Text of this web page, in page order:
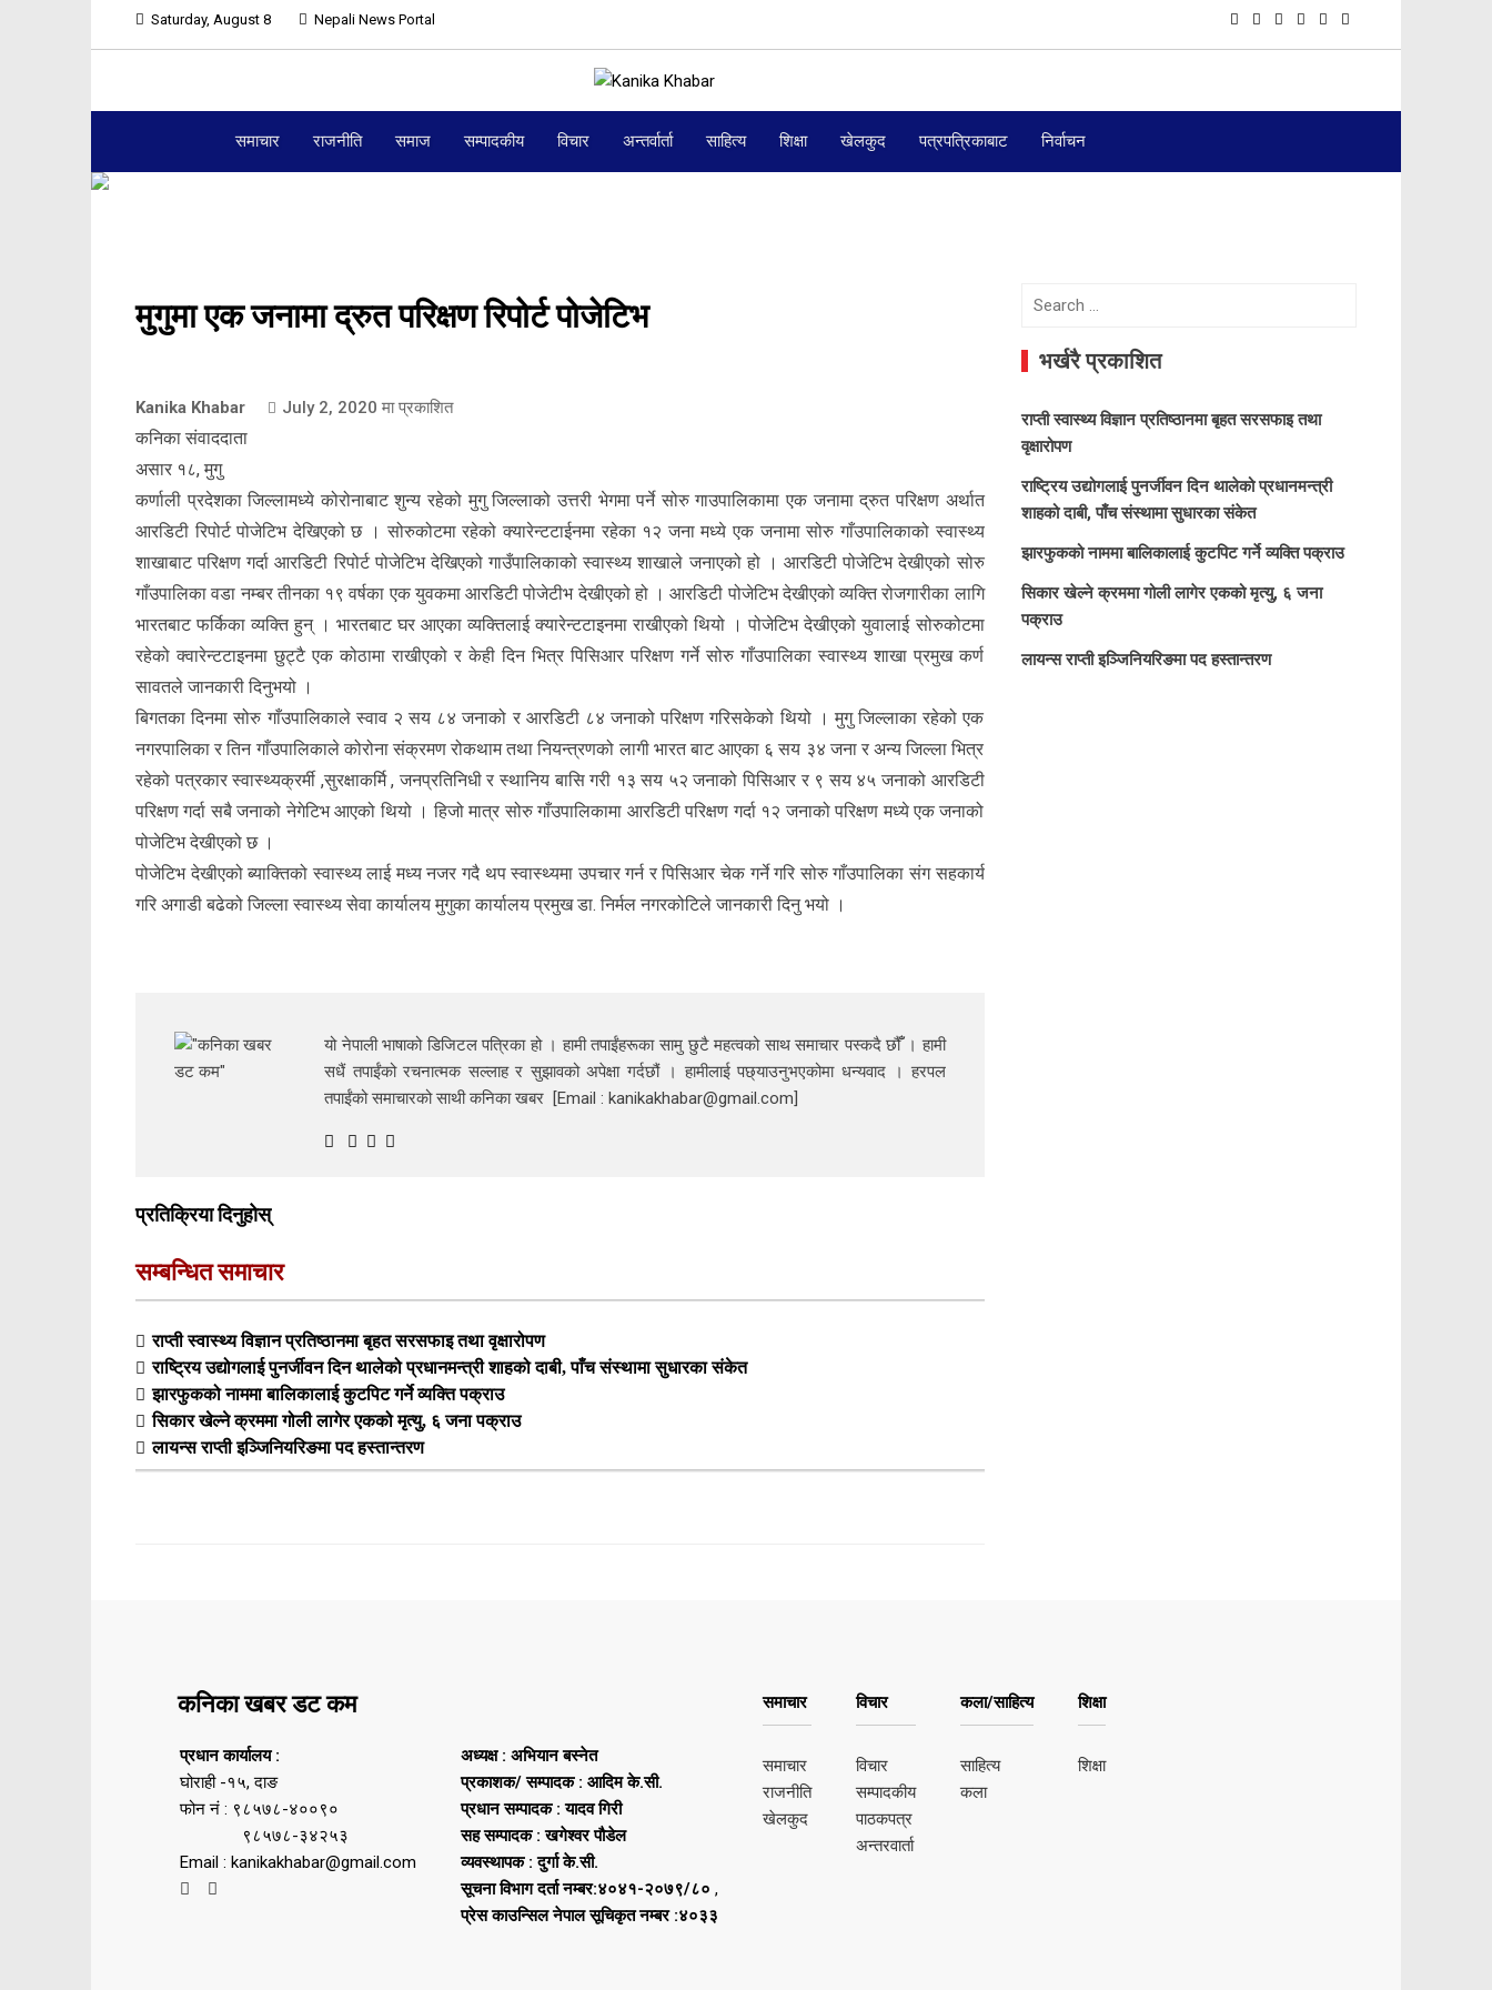
Saturday, August 8 Nepali News Portal
समाचार राजनीति समाज सम्पादकीय विचार अन्तर्वार्ता साहित्य शिक्षा खेलकुद पत्रपत्रिकाबाट निर्वाचन
मुगुमा एक जनामा द्रुत परिक्षण रिपोर्ट पोजेटिभ
Kanika Khabar July 2, 2020 मा प्रकाशित
कनिका संवाददाता
असार १८, मुगु
कर्णाली प्रदेशका जिल्लामध्ये कोरोनाबाट शुन्य रहेको मुगु जिल्लाको उत्तरी भेगमा पर्ने सोरु गाउपालिकामा एक जनामा द्रुत परिक्षण अर्थात
आरडिटी रिपोर्ट पोजेटिभ देखिएको छ । सोरुकोटमा रहेको क्यारेन्टटाईनमा रहेका १२ जना मध्ये एक जनामा सोरु गाँउपालिकाको स्वास्थ्य
शाखाबाट परिक्षण गर्दा आरडिटी रिपोर्ट पोजेटिभ देखिएको गाउँपालिकाको स्वास्थ्य शाखाले जनाएको हो । आरडिटी पोजेटिभ देखीएको सोरु
गाँउपालिका वडा नम्बर तीनका १९ वर्षका एक युवकमा आरडिटी पोजेटीभ देखीएको हो । आरडिटी पोजेटिभ देखीएको व्यक्ति रोजगारीका लागि
भारतबाट फर्किका व्यक्ति हुन् । भारतबाट घर आएका व्यक्तिलाई क्यारेन्टटाइनमा राखीएको थियो । पोजेटिभ देखीएको युवालाई सोरुकोटमा
रहेको क्वारेन्टटाइनमा छुट्टै एक कोठामा राखीएको र केही दिन भित्र पिसिआर परिक्षण गर्ने सोरु गाँउपालिका स्वास्थ्य शाखा प्रमुख कर्ण
सावतले जानकारी दिनुभयो ।
बिगतका दिनमा सोरु गाँउपालिकाले स्वाव २ सय ८४ जनाको र आरडिटी ८४ जनाको परिक्षण गरिसकेको थियो । मुगु जिल्लाका रहेको एक
नगरपालिका र तिन गाँउपालिकाले कोरोना संक्रमण रोकथाम तथा नियन्त्रणको लागी भारत बाट आएका ६ सय ३४ जना र अन्य जिल्ला भित्र
रहेको पत्रकार स्वास्थ्यक्रर्मी ,सुरक्षाकर्मि , जनप्रतिनिधी र स्थानिय बासि गरी १३ सय ५२ जनाको पिसिआर र ९ सय ४५ जनाको आरडिटी
परिक्षण गर्दा सबै जनाको नेगेटिभ आएको थियो । हिजो मात्र सोरु गाँउपालिकामा आरडिटी परिक्षण गर्दा १२ जनाको परिक्षण मध्ये एक जनाको
पोजेटिभ देखीएको छ ।
पोजेटिभ देखीएको ब्याक्तिको स्वास्थ्य लाई मध्य नजर गदै थप स्वास्थ्यमा उपचार गर्न र पिसिआर चेक गर्ने गरि सोरु गाँउपालिका संग सहकार्य
गरि अगाडी बढेको जिल्ला स्वास्थ्य सेवा कार्यालय मुगुका कार्यालय प्रमुख डा. निर्मल नगरकोटिले जानकारी दिनु भयो ।
यो नेपाली भाषाको डिजिटल पत्रिका हो । हामी तपाईंहरूका सामु छुटै महत्वको साथ समाचार पस्कदै छौँँ । हामी
सधैं तपाईंको रचनात्मक सल्लाह र सुझावको अपेक्षा गर्दछौं । हामीलाई पछ्याउनुभएकोमा धन्यवाद । हरपल
तपाईंको समाचारको साथी कनिका खबर [Email : kanikakhabar@gmail.com]
प्रतिक्रिया दिनुहोस्
सम्बन्धित समाचार
राप्ती स्वास्थ्य विज्ञान प्रतिष्ठानमा बृहत सरसफाइ तथा वृक्षारोपण
राष्ट्रिय उद्योगलाई पुनर्जीवन दिन थालेको प्रधानमन्त्री शाहको दाबी, पाँच संस्थामा सुधारका संकेत
झारफुकको नाममा बालिकालाई कुटपिट गर्ने व्यक्ति पक्राउ
सिकार खेल्ने क्रममा गोली लागेर एकको मृत्यु, ६ जना पक्राउ
लायन्स राप्ती इञ्जिनियरिङमा पद हस्तान्तरण
Search
भर्खरै प्रकाशित
राप्ती स्वास्थ्य विज्ञान प्रतिष्ठानमा बृहत सरसफाइ तथा
वृक्षारोपण
राष्ट्रिय उद्योगलाई पुनर्जीवन दिन थालेको प्रधानमन्त्री
शाहको दाबी, पाँच संस्थामा सुधारका संकेत
झारफुकको नाममा बालिकालाई कुटपिट गर्ने व्यक्ति पक्राउ
सिकार खेल्ने क्रममा गोली लागेर एकको मृत्यु, ६ जना
पक्राउ
लायन्स राप्ती इञ्जिनियरिङमा पद हस्तान्तरण
कनिका खबर डट कम
प्रधान कार्यालय :
घोराही -१५, दाङ
फोन नं : ९८५७८-४००९०
९८५७८-३४२५३
Email : kanikakhabar@gmail.com
अध्यक्ष : अभियान बस्नेत
प्रकाशक/ सम्पादक : आदिम के.सी.
प्रधान सम्पादक : यादव गिरी
सह सम्पादक : खगेश्वर पौडेल
व्यवस्थापक : दुर्गा के.सी.
सूचना विभाग दर्ता नम्बर:४०४१-२०७९/८० ,
प्रेस काउन्सिल नेपाल सूचिकृत नम्बर :४०३३
समाचार
समाचार
राजनीति
खेलकुद
विचार
विचार
सम्पादकीय
पाठकपत्र
अन्तरवार्ता
कला/साहित्य
साहित्य
कला
शिक्षा
शिक्षा